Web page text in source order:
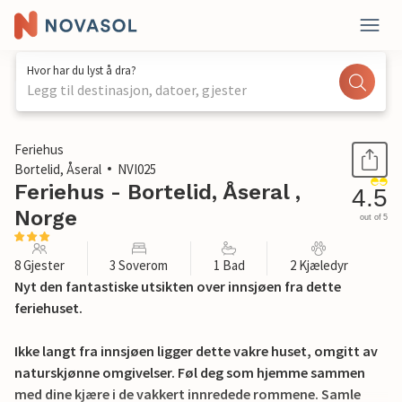
Hvor har du lyst å dra?
Legg til destinasjon, datoer, gjester
1 / 30
Feriehus
Bortelid, Åseral
NVI025
Feriehus - Bortelid, Åseral ,
Norge
4.5
out of 5
8 Gjester 3 Soverom 1 Bad 2 Kjæledyr
Nyt den fantastiske utsikten over innsjøen fra dette
feriehuset.
Ikke langt fra innsjøen ligger dette vakre huset, omgitt av
naturskjønne omgivelser. Føl deg som hjemme sammen
med dine kjære i de vakkert innredede rommene. Samle